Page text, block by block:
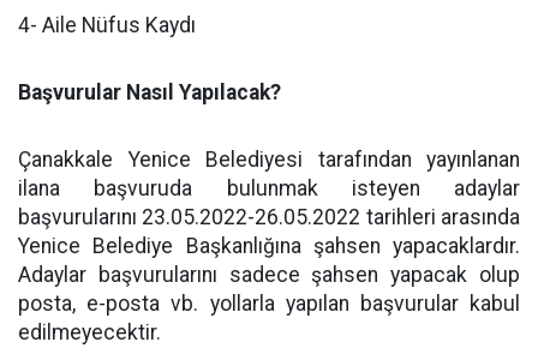
4- Aile Nüfus Kaydı
Başvurular Nasıl Yapılacak?
Çanakkale Yenice Belediyesi tarafından yayınlanan
ilana başvuruda bulunmak isteyen adaylar
başvurularını 23.05.2022-26.05.2022 tarihleri arasında
Yenice Belediye Başkanlığına şahsen yapacaklardır.
Adaylar başvurularını sadece şahsen yapacak olup
posta, e-posta vb. yollarla yapılan başvurular kabul
edilmeyecektir.